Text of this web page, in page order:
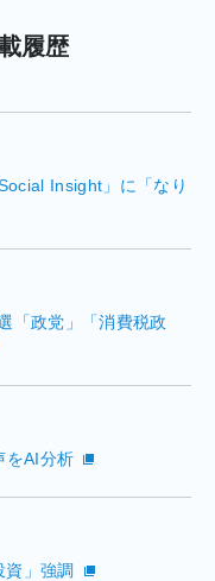
履歴
Insight」に「なり
「政党」「消費税政
をAI分析
」強調